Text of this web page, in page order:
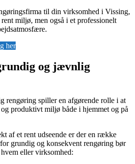
til din virksomhed i Vissing,
miljø, men også i et professionelt
her
og jævnlig
rengøring spiller en afgørende rolle i at
produktivt miljø både i hjemmet og på
af et rent udseende er der en række
grundig og konsekvent rengøring bør
eller virksomhed: